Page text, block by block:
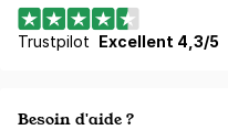
Trustpilot Excellent 4,3/5
Besoin d'aide ?